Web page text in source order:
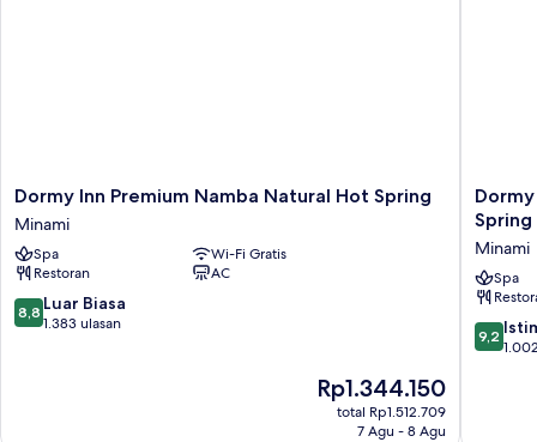
Dormy
Inn
Premium
Namba
Natural
Hot
Spring
Dormy Inn Premium Namba Natural Hot Spring
Minami
Spa
Wi-Fi Gratis
Restoran
AC
8.8
dari
8,8 Luar Biasa
1.383 ulasan
Harga
sekarang
Rp1.344.150
Rp1.344.150
total Rp1.512.709
7 Agu - 8 Agu
Dormy
Inn
Namba
ANNEX
Natural
Hot
Spring
Spring
Minami
Spa
9.2
dari
9,2